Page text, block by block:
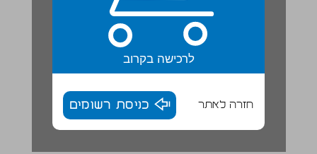
לרכישה בקרוב
חזרה לאתר כניסת רשומים